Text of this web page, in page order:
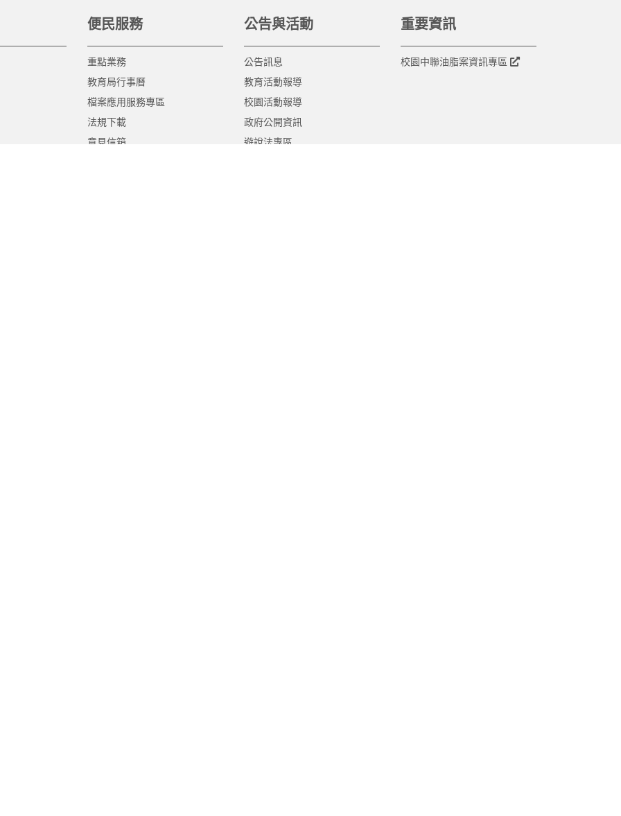
便民服務
重點業務
教育局行事曆
檔案應用服務專區
法規下載
意見信箱
公告與活動
公告訊息
教育活動報導
校園活動報導
政府公開資訊
遊說法專區
重要資訊
校園中聯油脂案資訊專區